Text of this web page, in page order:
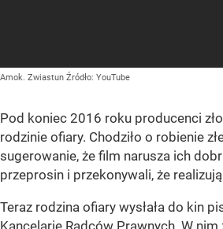
Amok. Zwiastun Źródło: YouTube
Pod koniec 2016 roku producenci
rodzinie ofiary. Chodziło o robienie
sugerowanie, że film narusza ich
przeprosin i przekonywali, że
Teraz rodzina ofiary wysłała do kin